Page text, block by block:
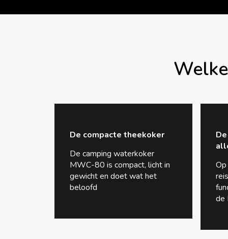
De compacte theekoker
De camping waterkoker
MWC-80 is compact, licht in
gewicht en doet wat het
beloofd
de